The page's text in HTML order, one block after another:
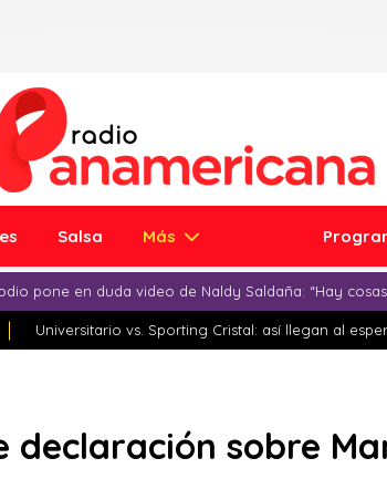
Salsa Más
pone en duda video de Naldy Saldaña: “Hay
Universitario vs. Sporting Cristal: así llegan al
declaración sobre